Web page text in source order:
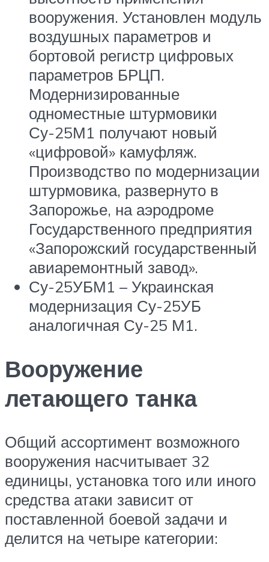
вооружения. Установлен модуль
воздушных параметров и
бортовой регистр цифровых
параметров БРЦП.
Модернизированные
одноместные штурмовики
Су-25М1 получают новый
«цифровой» камуфляж.
Производство по модернизации
штурмовика, развернуто в
Запорожье, на аэродроме
Государственного предприятия
«Запорожский государственный
авиаремонтный завод».
Су-25УБМ1 – Украинская
модернизация Су-25УБ
аналогичная Су-25 М1.
Вооружение
летающего танка
Общий ассортимент возможного
вооружения насчитывает 32
единицы, установка того или иного
средства атаки зависит от
поставленной боевой задачи и
делится на четыре категории: